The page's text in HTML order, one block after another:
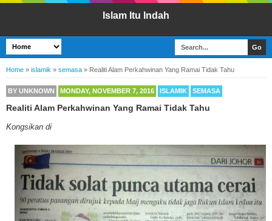
Islam Itu Indah
Home » islamik » semasa » Realiti Alam Perkahwinan Yang Ramai Tidak Tahu
BY UNKNOWN MONDAY, NOVEMBER 7, 2016 ISLAMIK SEMASA
Realiti Alam Perkahwinan Yang Ramai Tidak Tahu
Kongsikan di